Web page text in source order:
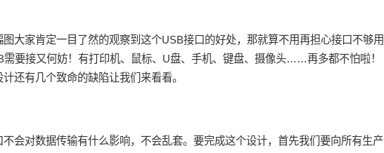
大家肯定一目了然的观察到这个USB接口的好处，那就算不用再担心接口不够用
需要接又何妨！有打印机、鼠标、U盘、手机、键盘、摄像头……再多都不怕啦！
还有几个致命的缺陷让我们来看看。
会对数据传输有什么影响，不会乱套。要完成这个设计，首先我们要向所有生产